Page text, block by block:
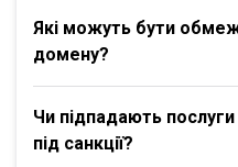
Які можуть бути
домену?
Чи підпадають послуги
під санкції?